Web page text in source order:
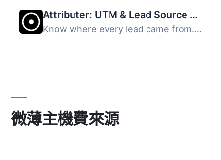
Attributer: UTM & Lead Source Tracking for WPForms, Gravity Forms, Contact Form 7 & More
Know where every lead came from. Capture UTM parameters, ...
微薄主機費來源